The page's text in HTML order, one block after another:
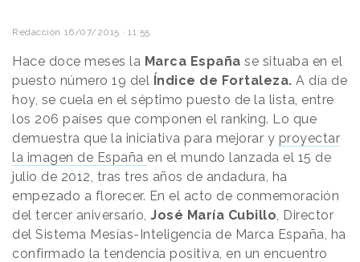
Redacción 16/07/2015 · 11:55
Hace doce meses la Marca España se situaba en el
puesto número 19 del Índice de Fortaleza. A día de
hoy, se cuela en el séptimo puesto de la lista, entre
los 206 países que componen el ranking. Lo que
demuestra que la iniciativa para mejorar y proyectar
la imagen de España en el mundo lanzada el 15 de
julio de 2012, tras tres años de andadura, ha
empezado a florecer. En el acto de conmemoración
del tercer aniversario, José María Cubillo , Director
del Sistema Mesías-Inteligencia de Marca España, ha
confirmado la tendencia positiva, en un encuentro